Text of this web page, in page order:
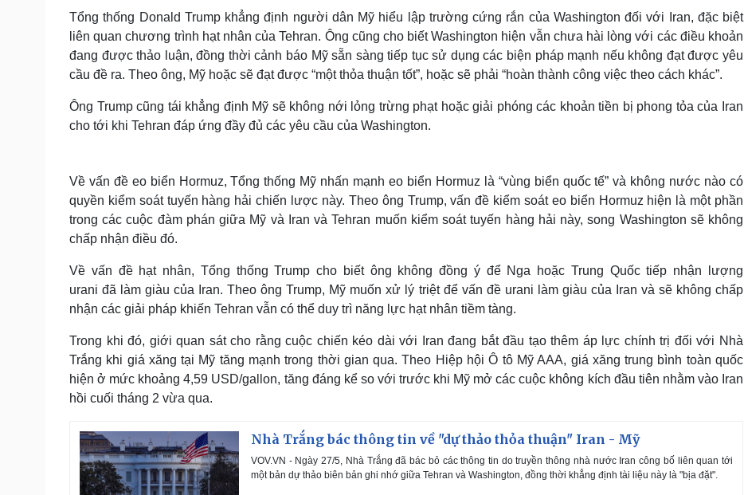
Tổng thống Donald Trump khẳng định người dân Mỹ hiểu lập trường cứng rắn của Washington đối với Iran, đặc biệt
liên quan chương trình hạt nhân của Tehran. Ông cũng cho biết Washington hiện vẫn chưa hài lòng với các điều khoản
đang được thảo luận, đồng thời cảnh báo Mỹ sẵn sàng tiếp tục sử dụng các biện pháp mạnh nếu không đạt được yêu
cầu đề ra. Theo ông, Mỹ hoặc sẽ đạt được “một thỏa thuận tốt”, hoặc sẽ phải “hoàn thành công việc theo cách khác”.
Ông Trump cũng tái khẳng định Mỹ sẽ không nới lỏng trừng phạt hoặc giải phóng các khoản tiền bị phong tỏa của Iran
cho tới khi Tehran đáp ứng đầy đủ các yêu cầu của Washington.
Về vấn đề eo biển Hormuz, Tổng thống Mỹ nhấn mạnh eo biển Hormuz là “vùng biển quốc tế” và không nước nào có
quyền kiểm soát tuyến hàng hải chiến lược này. Theo ông Trump, vấn đề kiểm soát eo biển Hormuz hiện là một phần
trong các cuộc đàm phán giữa Mỹ và Iran và Tehran muốn kiểm soát tuyến hàng hải này, song Washington sẽ không
chấp nhận điều đó.
Về vấn đề hạt nhân, Tổng thống Trump cho biết ông không đồng ý để Nga hoặc Trung Quốc tiếp nhận lượng
urani đã làm giàu của Iran. Theo ông Trump, Mỹ muốn xử lý triệt để vấn đề urani làm giàu của Iran và sẽ không chấp
nhận các giải pháp khiến Tehran vẫn có thể duy trì năng lực hạt nhân tiềm tàng.
Trong khi đó, giới quan sát cho rằng cuộc chiến kéo dài với Iran đang bắt đầu tạo thêm áp lực chính trị đối với Nhà
Trắng khi giá xăng tại Mỹ tăng mạnh trong thời gian qua. Theo Hiệp hội Ô tô Mỹ AAA, giá xăng trung bình toàn quốc
hiện ở mức khoảng 4,59 USD/gallon, tăng đáng kể so với trước khi Mỹ mở các cuộc không kích đầu tiên nhằm vào Iran
hồi cuối tháng 2 vừa qua.
Nhà Trắng bác thông tin về "dự thảo thỏa thuận" Iran - Mỹ
VOV.VN - Ngày 27/5, Nhà Trắng đã bác bỏ các thông tin do truyền thông nhà nước Iran công bố liên quan tới
một bản dự thảo biên bản ghi nhớ giữa Tehran và Washington, đồng thời khẳng định tài liệu này là "bịa đặt".